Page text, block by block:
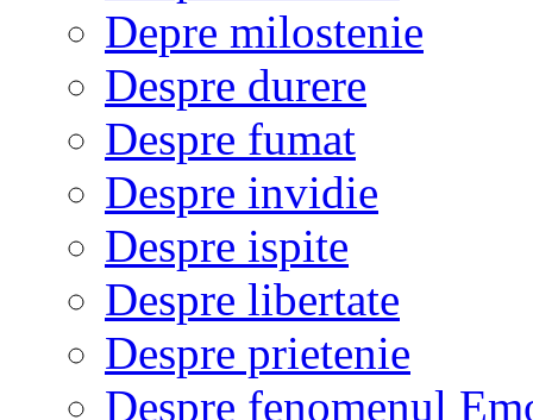
Depre milostenie
Despre durere
Despre fumat
Despre invidie
Despre ispite
Despre libertate
Despre prietenie
Despre fenomenul